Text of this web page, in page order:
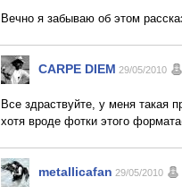
Вечно я забываю об этом
CARPE DIEM 29/05/2010
Все здраствуйте, у меня такая
хотя вроде фотки этого
metallicafan 29/05/2010